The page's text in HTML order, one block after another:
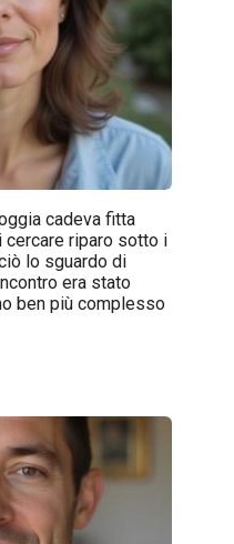
cadeva fitta
cercare riparo sotto i
lo sguardo di
era stato
ben più complesso